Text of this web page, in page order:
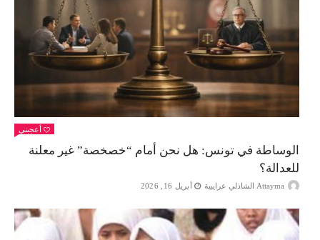
أعجبني
الوساطة في تونس: هل نحن أمام “خصخصة” غير معلنة
للعدالة؟
Attayma الشاذلي عرايبية أبريل 16, 2026